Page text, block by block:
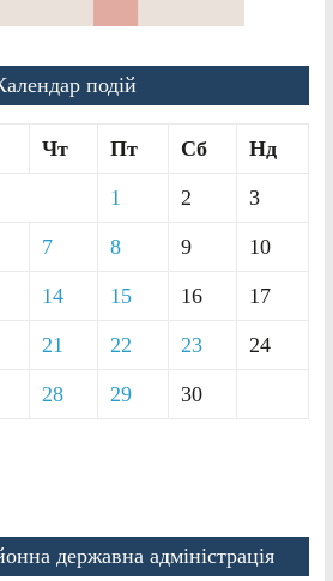
подій
Чт Пт Сб Нд
1 2 3
7 8 9 10
14 15 16 17
21 22 23 24
28 29 30
державна адміністрація